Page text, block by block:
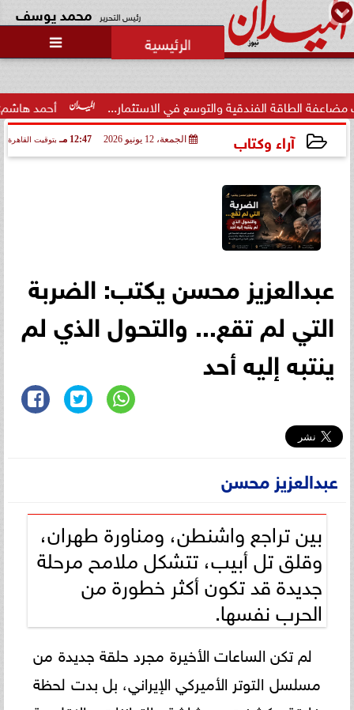
رئيس التحرير محمد يوسف

أحمد هاشم: الإعلام مُطالب والتوسع في الاستثمار...
آراء وكتاب الجمعة، 12 يونيو 2026 12:47 مـ بتوقيت القاهرة
عبدالعزيز محسن يكتب: الضربة
التي لم تقع... والتحول الذي لم
ينتبه إليه أحد
عبدالعزيز محسن
بين تراجع واشنطن، ومناورة طهران،
وقلق تل أبيب، تتشكل ملامح مرحلة
جديدة قد تكون أكثر خطورة من
الحرب نفسها.
لم تكن الساعات الأخيرة مجرد حلقة جديدة من
مسلسل التوتر الأميركي الإيراني، بل بدت لحظة
رئيس منيا القمح بالشرقية: تبذل
جهوداً مكثفة لتحسين الخدمات